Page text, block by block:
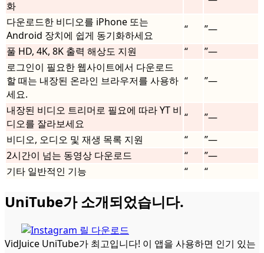
화
다운로드한 비디오를 iPhone 또는
Android 장치에 쉽게 동기화하세요
“
”—
풀 HD, 4K, 8K 출력 해상도 지원
“
”—
로그인이 필요한 웹사이트에서 다운로드
할 때는 내장된 온라인 브라우저를 사용하
세요.
“ ”—
내장된 비디오 트리머로 필요에 따라 YT 비
디오를 잘라보세요
“
”—
비디오, 오디오 및 재생 목록 지원
“
”—
2시간이 넘는 동영상 다운로드
“
”—
기타 일반적인 기능
“ “
UniTube가 소개되었습니다.
VidJuice UniTube가 최고입니다! 이 앱을 사용하면 인기 있는